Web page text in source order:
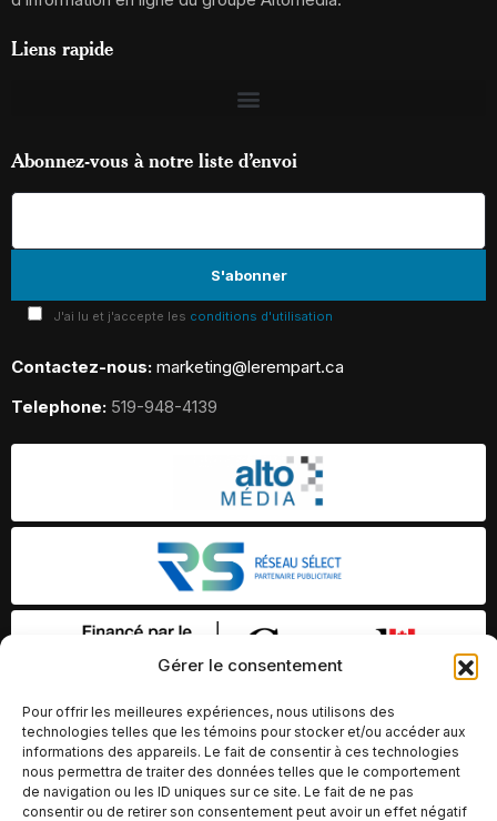
Gérer le consentement
Pour offrir les meilleures expériences, nous utilisons des
technologies telles que les témoins pour stocker et/ou accéder aux
informations des appareils. Le fait de consentir à ces technologies
nous permettra de traiter des données telles que le comportement
de navigation ou les ID uniques sur ce site. Le fait de ne pas
consentir ou de retirer son consentement peut avoir un effet négatif
Liens rapide
Abonnez-vous à notre liste d’envoi
J'ai lu et j'accepte les conditions d'utilisation
Contactez-nous: marketing@lerempart.ca
Telephone: 519-948-4139